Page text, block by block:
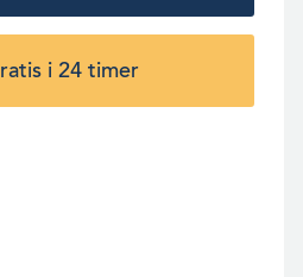
i 24 timer